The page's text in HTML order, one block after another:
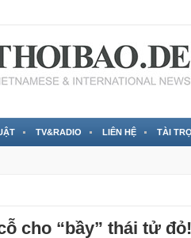
TV&RADIO LIÊN HỆ TÀI
cho “bầy” thái tử đỏ!